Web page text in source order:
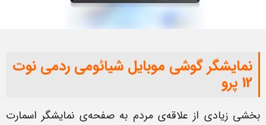
نمایشگر گوشی موبایل شیائومی ردمی نوت
12 پرو
بخشی زیادی از علاقه‌ی مردم به صفحه‌ی نمایشگر اسمارت